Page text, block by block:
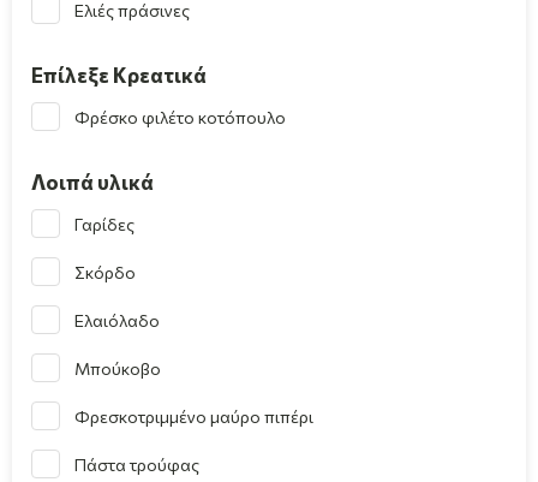
Ελιές πράσινες
Επίλεξε Κρεατικά
Φρέσκο φιλέτο κοτόπουλο
Λοιπά υλικά
Γαρίδες
Σκόρδο
Ελαιόλαδο
Μπούκοβο
Φρεσκοτριμμένο μαύρο πιπέρι
Πάστα τρούφας